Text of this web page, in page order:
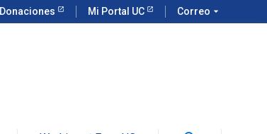
Donaciones Mi Portal UC Correo arrow_drop_down